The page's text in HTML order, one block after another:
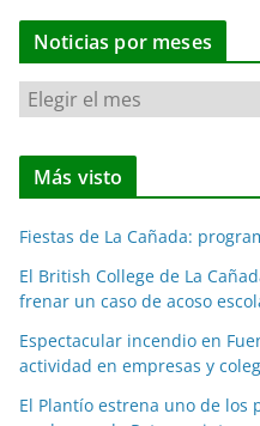
Noticias por meses
N
o
t
i
a
s
p
o
r
Más visto
Fiestas de La Cañada:
El British College de La
frenar un caso de acoso
Espectacular incendio en
actividad en empresas y
El Plantío estrena uno de los